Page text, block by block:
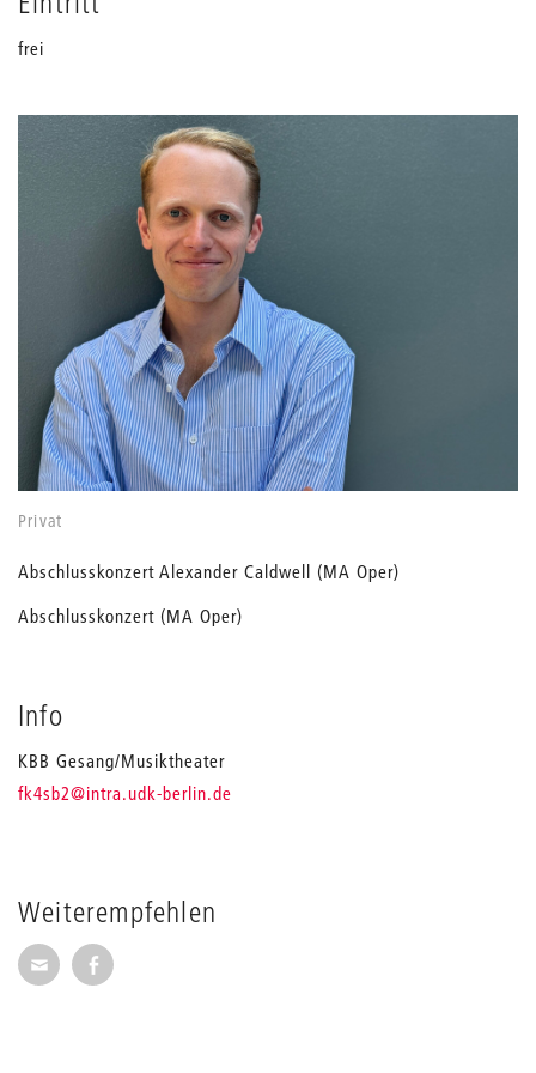
frei
Weiterempfehlen
Seite per E-Mail weiterempfehlen
Seite auf Facebook weiterempfehlen
Privat
Abschlusskonzert Alexander Caldwell (MA Oper)
Abschlusskonzert (MA Oper)
Info
KBB Gesang/Musiktheater
fk4sb2_
@intra.udk-berlin.de